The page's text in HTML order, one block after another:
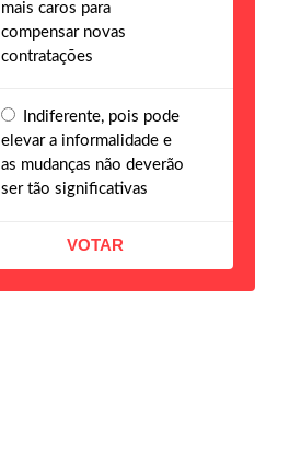
mais caros para
compensar novas
contratações
Indiferente, pois pode
elevar a informalidade e
as mudanças não deverão
ser tão significativas